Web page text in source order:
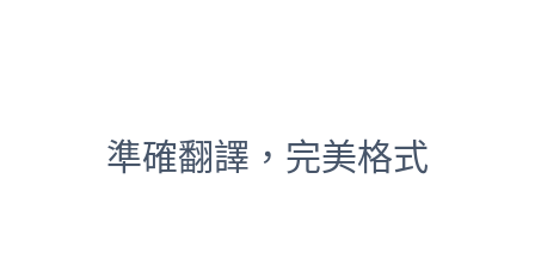
準確翻譯，完美格式